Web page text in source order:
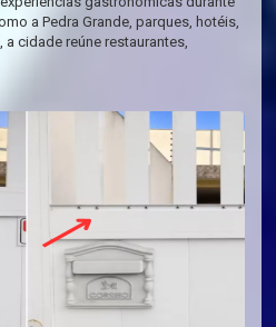
a Pedra Grande, parques, hotéis,
cidade reúne restaurantes,